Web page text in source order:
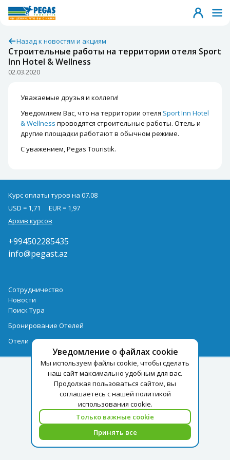
Назад к новостям и акциям
Строительные работы на территории отеля Sport
Inn Hotel & Wellness
02.03.2020
Уважаемые друзья и коллеги!
Уведомляем Вас, что на территории отеля Sport Inn Hotel
& Wellness проводятся строительные работы. Отель и
другие площадки работают в обычном режиме.
С уважением, Pegas Touristik.
Уведомление о файлах cookie
Мы используем файлы cookie, чтобы сделать
наш сайт максимально удобным для вас.
Продолжая пользоваться сайтом, вы
соглашаетесь с нашей политикой
использования cookie.
Только важные cookie
Принять все
Курс оплаты туров на 07.08
USD = 1,71
EUR = 1,97
Архив курсов
+994502285435
info@pegast.az
Сотрудничество
Новости
Поиск Тура
Бронирование Отелей
Отели